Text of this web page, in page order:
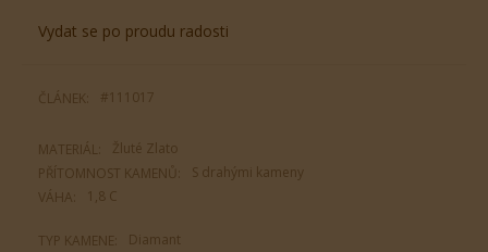
Vydat se po proudu radosti
ČLÁNEK: #111017
MATERIÁL:
Žluté Zlato
PŘÍTOMNOST KAMENŮ:
S drahými kameny
VÁHA:
1,8 C
TYP KAMENE:
Diamant